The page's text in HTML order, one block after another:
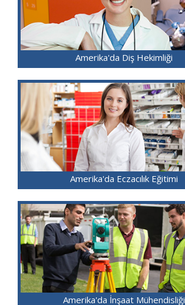
Amerika'da Diş Hekimliği
Amerika'da Eczacılık Eğitimi
Amerika'da İnşaat Mühendisliği